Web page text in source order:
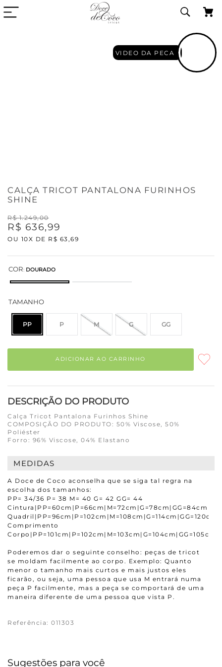
VIDEO DA PECA
CALÇA TRICOT PANTALONA FURINHOS
SHINE
R$ 1.249,00
R$ 636,99
OU 10X DE R$ 63 ,69
COR: DOURADO
TAMANHO
PP P M G GG
ADICIONAR AO CARRINHO
DESCRIÇÃO DO PRODUTO
Calça Tricot Pantalona Furinhos Shine
COMPOSIÇÃO DO PRODUTO: 50% Viscose, 50%
Poliéster
Forro: 96% Viscose, 04% Elastano
MEDIDAS
A Doce de Coco aconselha que se siga tal regra na
escolha dos tamanhos:
PP= 34/36 P= 38 M= 40 G= 42 GG= 44
Cintura|PP=60cm|P=66cm|M=72cm|G=78cm|GG=84cm
Quadril|PP=96cm|P=102cm|M=108cm|G=114cm|GG=120cm
Comprimento
Corpo|PP=101cm|P=102cm|M=103cm|G=104cm|GG=105cm
Poderemos dar o seguinte conselho: peças de tricot
se moldam facilmente ao corpo. Exemplo: Quanto
menor o tamanho mais curtos e mais justos eles
ficarão, ou seja, uma pessoa que usa M entrará numa
peça P facilmente, mas a peça se comportará de uma
maneira diferente de uma pessoa que vista P.
Referência: 011303
Sugestões para você